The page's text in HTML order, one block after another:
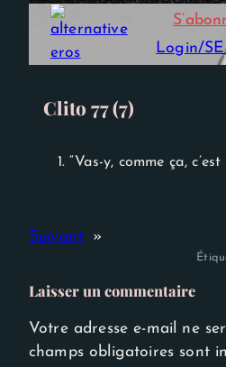
Login/
Clito 77 (7)
1. “Vas-y, comme ça, c’est
Suivant
»
Laisser un commentaire
Votre adresse e-mail ne
champs obligatoires sont
Experience
Afin que notre
site Web
fonctionne
aussi bien que
de votre
visite. Si vous
certaines